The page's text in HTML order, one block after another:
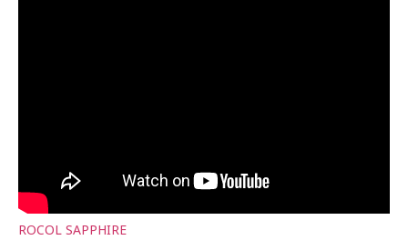
ROCOL SAPPHIRE